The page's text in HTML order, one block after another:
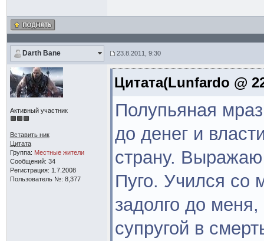
Darth Bane 23.8.2011, 9:30
Активный участник
Вставить ник
Цитата
Группа: Местные жители
Сообщений: 34
Регистрация: 1.7.2008
Пользователь №: 8,377
Цитата(Lunfardo @
Полупьяная
до денег и
страну.
Пуго. Учился со
задолго до
супругой в